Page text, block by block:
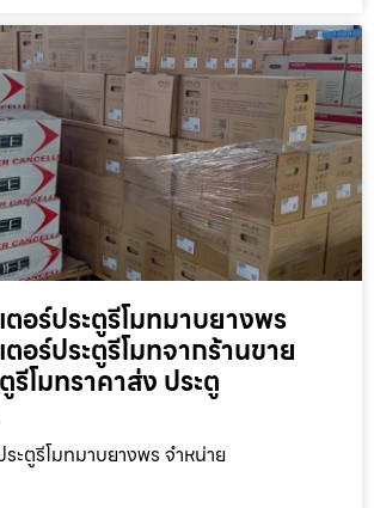
อร์ประตูรีโมทมาบยางพร
อร์ประตูรีโมทจากร้านขาย
รีโมทราคาส่ง ประตู
ะตูรีโมทมาบยางพร จำหน่าย